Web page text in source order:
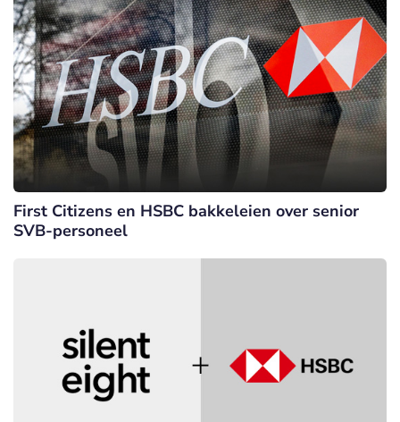
First Citizens en HSBC bakkeleien over senior
SVB-personeel